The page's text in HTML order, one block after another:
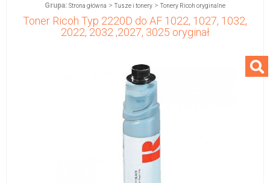
Grupa: Strona główna >Tusze i tonery >Tonery Ricoh oryginalne
Toner Ricoh Typ 2220D do AF 1022, 1027, 1032,
2022, 2032 ,2027, 3025 oryginał